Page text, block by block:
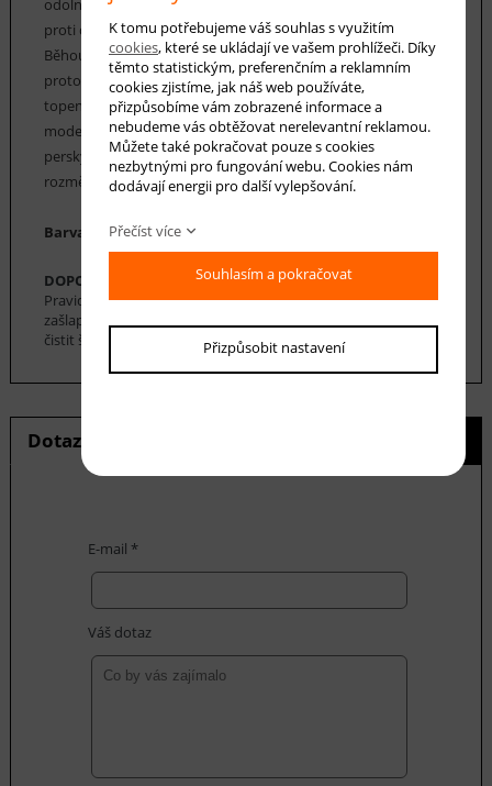
odolností proti opotřebení vláken, která jsou pružná a odolná
proti deformaci. Údržba běhounů Chappe je velice snadná.
Běhouny Chappe mají vysoký koeficient tepelné vodivosti, a
proto mohou být použity v místnostech i s podlahovým
topením. Kolekce běhounů Chappe nabízí řadu klasických i
moderních vzorů, včetně geometrických, floristických a
perských. Běhouny Chappe nabízíme v nejrůznějších
rozměrech.
Barva koberce: šedá, černá, červená, bílá
DOPORUČENÁ ÚDRŽBA:
Pravidelné vysávání nečistot z koberce, aby se zabránilo jejich
zašlapání do koberce. Cca jednou za 12-18 měsíců je možné
čistit šamponováním.
Dotaz na produkt
E-mail *
Váš dotaz
K tomu potřebujeme váš souhlas s využitím
cookies, které se ukládají ve vašem prohlížeči. Díky
těmto statistickým, preferenčním a reklamním
cookies zjistíme, jak náš web používáte,
přizpůsobíme vám zobrazené informace a
nebudeme vás obtěžovat nerelevantní reklamou.
Můžete také pokračovat pouze s cookies
nezbytnými pro fungování webu. Cookies nám
dodávají energii pro další vylepšování.
Přečíst více
Souhlasím a pokračovat
Přizpůsobit nastavení